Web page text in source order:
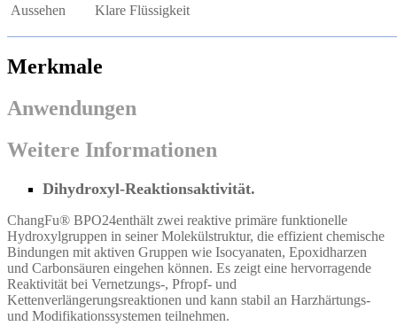
Aussehen Klare Flüssigkeit
Merkmale
Anwendungen
Weitere Informationen
Dihydroxyl-Reaktionsaktivität.
ChangFu® BPO24enthält zwei reaktive primäre funktionelle
Hydroxylgruppen in seiner Molekülstruktur, die effizient chemische
Bindungen mit aktiven Gruppen wie Isocyanaten, Epoxidharzen
und Carbonsäuren eingehen können. Es zeigt eine hervorragende
Reaktivität bei Vernetzungs-, Pfropf- und
Kettenverlängerungsreaktionen und kann stabil an Harzhärtungs-
und Modifikationssystemen teilnehmen.